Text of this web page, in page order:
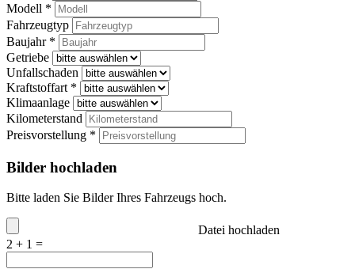
Modell *
Fahrzeugtyp
Baujahr *
Getriebe
Unfallschaden
Kraftstoffart *
Klimaanlage
Kilometerstand
Preisvorstellung *
Bilder hochladen
Bitte laden Sie Bilder Ihres Fahrzeugs hoch.
Datei hochladen
2 + 1 =